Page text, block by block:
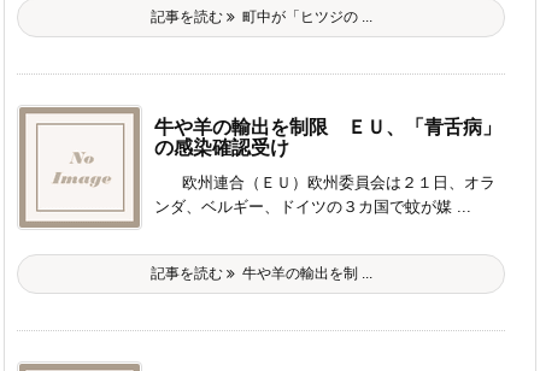
記事を読む 町中が「ヒツジの ...
牛や羊の輸出を制限 ＥＵ、「青舌病」
の感染確認受け
欧州連合（ＥＵ）欧州委員会は２１日、オラ
ンダ、ベルギー、ドイツの３カ国で蚊が媒 ...
記事を読む 牛や羊の輸出を制 ...